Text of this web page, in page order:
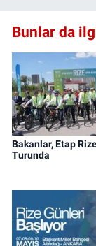
Bunlar da
Bakanlar, Etap
Turunda